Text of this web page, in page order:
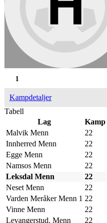
1
Kampdetaljer
Tabell
Lag
Kamp
Malvik Menn
22
Innherred Menn
22
Egge Menn
22
Namsos Menn
22
Leksdal Menn
22
Neset Menn
22
Varden Meråker Menn 1 22
Vinne Menn
22
Levangerstud. Menn
22